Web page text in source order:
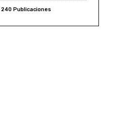
240 Publicaciones